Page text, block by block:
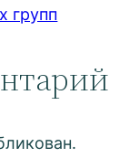
групп